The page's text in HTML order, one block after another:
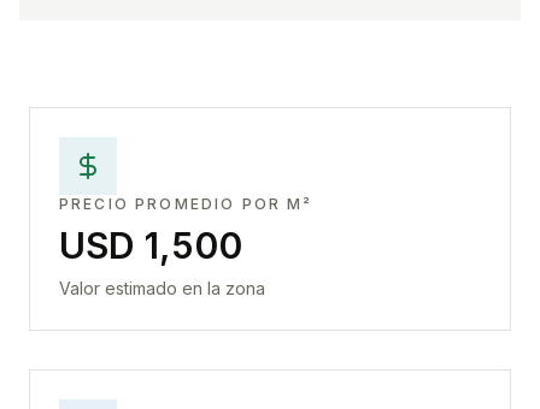
PRECIO PROMEDIO POR M²
USD 1,500
Valor estimado en la zona